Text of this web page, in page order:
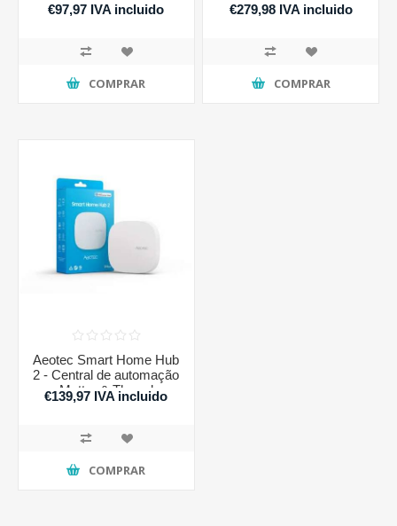
€97,97 IVA incluido
COMPRAR
€279,98 IVA incluido
COMPRAR
Aeotec Smart Home Hub
2 - Central de automação
Matter & Thread
€139,97 IVA incluido
COMPRAR